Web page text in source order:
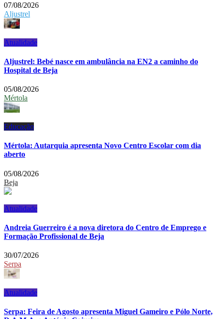
07/08/2026
Aljustrel
Atualidade
Aljustrel: Bebé nasce em ambulância na EN2 a caminho do
Hospital de Beja
05/08/2026
Mértola
Educação
Mértola: Autarquia apresenta Novo Centro Escolar com dia
aberto
05/08/2026
Beja
Atualidade
Andreia Guerreiro é a nova diretora do Centro de Emprego e
Formação Profissional de Beja
30/07/2026
Serpa
Atualidade
Serpa: Feira de Agosto apresenta Miguel Gameiro e Pólo Norte,